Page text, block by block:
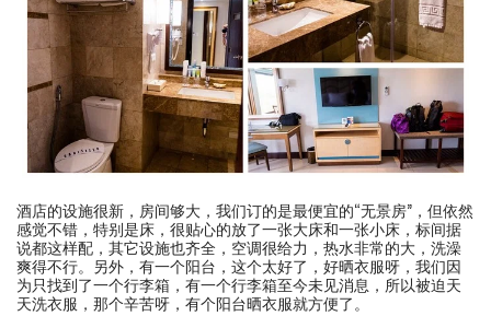
酒店的设施很新，房间够大，我们订的是最便宜的“无景房”，但依然
感觉不错，特别是床，很贴心的放了一张大床和一张小床，标间据
说都这样配，其它设施也齐全，空调很给力，热水非常的大，洗澡
爽得不行。另外，有一个阳台，这个太好了，好晒衣服呀，我们因
为只找到了一个行李箱，有一个行李箱至今未见消息，所以被迫天
天洗衣服，那个辛苦呀，有个阳台晒衣服就方便了。